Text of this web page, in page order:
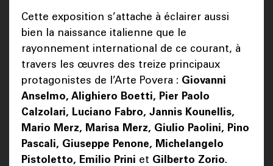
Cette exposition s’attache à éclairer aussi
bien la naissance italienne que le
rayonnement international de ce courant, à
travers les œuvres des treize principaux
protagonistes de l’Arte Povera : Giovanni
Anselmo, Alighiero Boetti, Pier Paolo
Calzolari, Luciano Fabro, Jannis Kounellis,
Mario Merz, Marisa Merz, Giulio Paolini, Pino
Pascali, Giuseppe Penone, Michelangelo
Pistoletto, Emilio Prini et Gilberto Zorio.